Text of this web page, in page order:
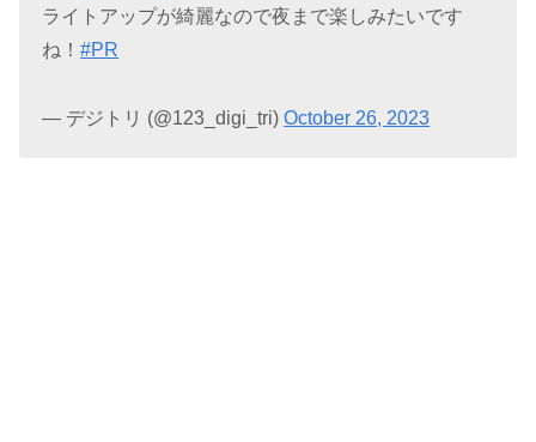
ライトアップが綺麗なので夜まで楽しみたいです
ね！#PR
— デジトリ (@123_digi_tri)October 26, 2023